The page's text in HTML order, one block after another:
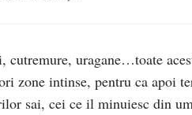
uragane…toate
zone intinse, pentru ca apoi
sai, cei ce il minuiesc din